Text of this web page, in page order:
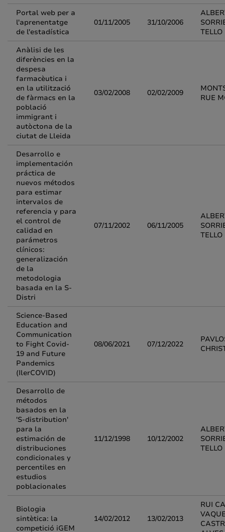
Portal web per a
l'aprenentatge
de l'estadística
01/11/2005 31/10/2006
TELLO
Anàlisi de les
diferències en la
despesa
farmacèutica i
en la utilització
de fàrmacs en la
població
immigrant i
autòctona de la
ciutat de Lleida
03/02/2008 02/02/2009
RUE
Desarrollo e
implementación
práctica de
nuevos métodos
para estimar
intervalos de
referencia y para
el control de
calidad en
parámetros
clínicos:
generalización
de la
metodologia
basada en la S-
Distri
07/11/2002 06/11/2005
TELLO
Science-Based
Education and
Communication
to Fight Covid-
19 and Future
Pandemics
(IlerCOVID)
08/06/2021 07/12/2022
Desarrollo de
métodos
basados en la
'S-distribution'
para la
estimación de
distribuciones
condicionales y
percentiles en
estudios
poblacionales
11/12/1998 10/12/2002
TELLO
Biologia
sintètica: la
competició iGEM
14/02/2012 13/02/2013
RUI